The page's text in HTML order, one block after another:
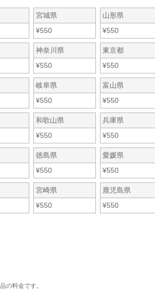
宮城県
¥550
山形県
¥550
神奈川県
¥550
東京都
¥550
岐阜県
¥550
富山県
¥550
和歌山県
¥550
兵庫県
¥550
徳島県
¥550
愛媛県
¥550
宮崎県
¥550
鹿児島県
¥550
の料金です。